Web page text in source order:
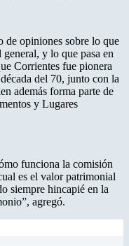
de opiniones sobre lo que
y lo que pasa en
Corrientes fue pionera
del 70, junto con la
además forma parte de
y Lugares
funciona la comisión
es el valor patrimonial
siempre hincapié en la
agregó.